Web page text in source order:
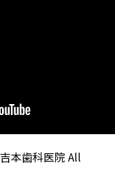
本歯科医院 All